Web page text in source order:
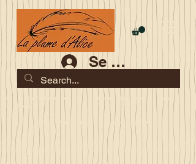
Se connecter
Les commandes jusqu'au 2 août sont garanties pour la
rentrée
Je serai en congés du 10 au 23 août